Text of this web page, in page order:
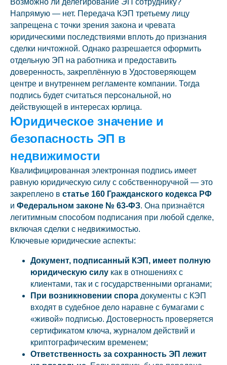
Возможно ли делегирование ЭП сотруднику?
Напрямую — нет. Передача КЭП третьему лицу
запрещена с точки зрения закона и чревата
юридическими последствиями вплоть до признания
сделки ничтожной. Однако разрешается оформить
отдельную ЭП на работника и предоставить
доверенность, закреплённую в Удостоверяющем
центре и внутреннем регламенте компании. Тогда
подпись будет считаться персональной, но
действующей в интересах юрлица.
Юридическое значение и
безопасность ЭП в
недвижимости
Квалифицированная электронная подпись имеет
равную юридическую силу с собственноручной — это
закреплено в статье 160 Гражданского кодекса РФ
и Федеральном законе № 63-ФЗ. Она признаётся
легитимным способом подписания при любой сделке,
включая сделки с недвижимостью.
Ключевые юридические аспекты:
Документ, подписанный КЭП, имеет полную
юридическую силу как в отношениях с
клиентами, так и с государственными органами;
При возникновении спора документы с КЭП
входят в судебное дело наравне с бумагами с
«живой» подписью. Достоверность проверяется
сертификатом ключа, журналом действий и
криптографическим временем;
Ответственность за сохранность ЭП лежит